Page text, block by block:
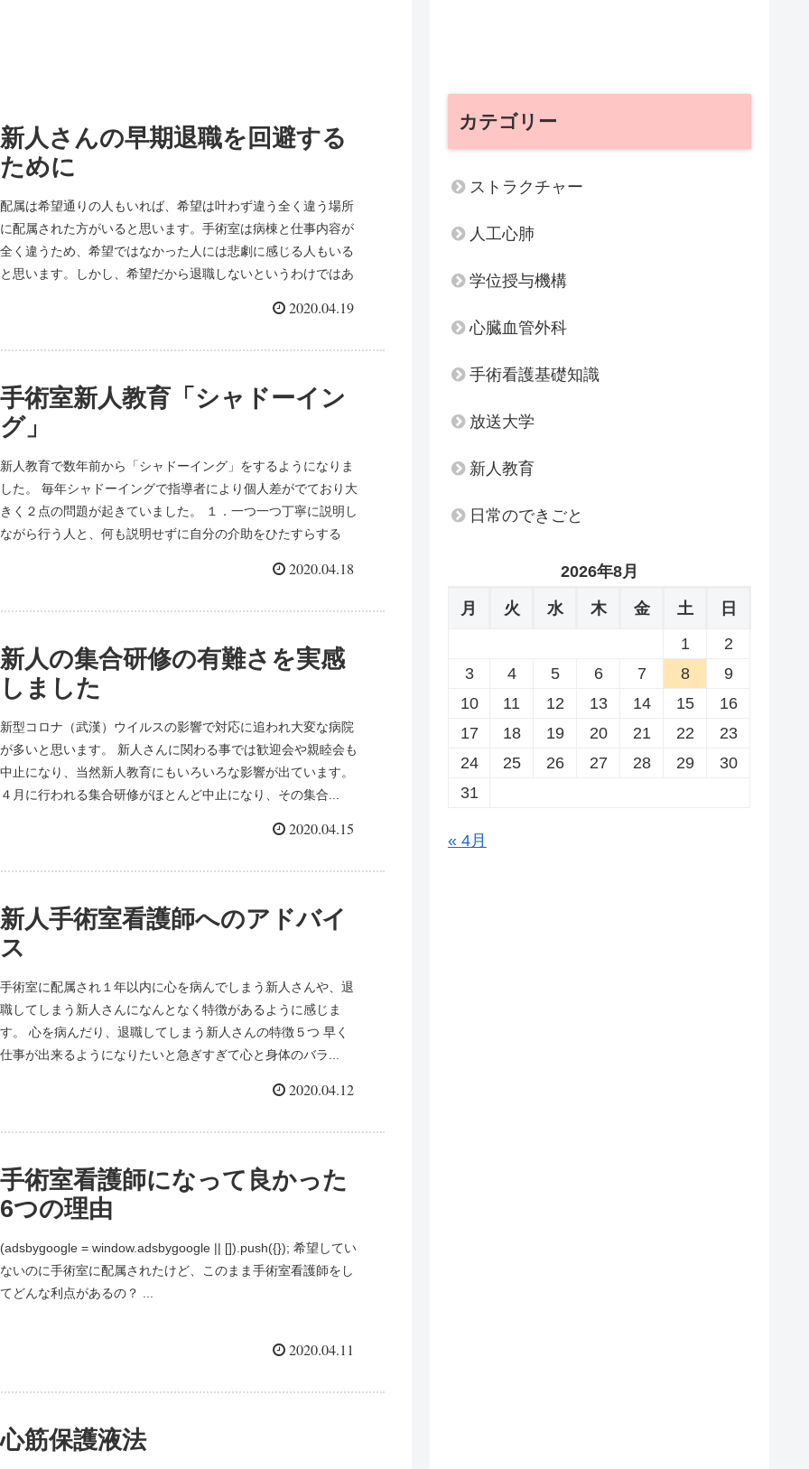
新人さんの早期退職を回避する
ために
配属は希望通りの人もいれば、希望は叶わず違う全く違う場所
に配属された方がいると思います。手術室は病棟と仕事内容が
全く違うため、希望ではなかった人には悲劇に感じる人もいる
と思います。しかし、希望だから退職しないというわけではあ
2020.04.19
手術室新人教育「シャドーイン
グ」
新人教育で数年前から「シャドーイング」をするようになりま
した。 毎年シャドーイングで指導者により個人差がでており大
きく２点の問題が起きていました。 １．一つ一つ丁寧に説明し
ながら行う人と、何も説明せずに自分の介助をひたすらする
2020.04.18
新人の集合研修の有難さを実感
しました
新型コロナ（武漢）ウイルスの影響で対応に追われ大変な病院
が多いと思います。 新人さんに関わる事では歓迎会や親睦会も
中止になり、当然新人教育にもいろいろな影響が出ています。
４月に行われる集合研修がほとんど中止になり、その集合...
2020.04.15
新人手術室看護師へのアドバイ
ス
手術室に配属され１年以内に心を病んでしまう新人さんや、退
職してしまう新人さんになんとなく特徴があるように感じま
す。 心を病んだり、退職してしまう新人さんの特徴５つ 早く
仕事が出来るようになりたいと急ぎすぎて心と身体のバラ...
2020.04.12
手術室看護師になって良かった
6つの理由
(adsbygoogle = window.adsbygoogle || []).push({}); 希望してい
ないのに手術室に配属されたけど、このまま手術室看護師をし
てどんな利点があるの？ ...
2020.04.11
心筋保護液法
カテゴリー
ストラクチャー
人工心肺
学位授与機構
心臓血管外科
手術看護基礎知識
放送大学
新人教育
日常のできごと
2026年8月
月 火 水 木 金 土
日
1
2
3
4 5 6 7 8
9
10
11 12 13 14 15
16
17
18 19 20 21 22
23
24
25 26 27 28 29
30
31
« 4月